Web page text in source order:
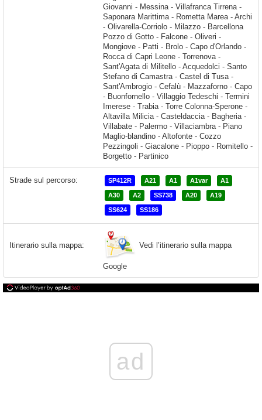
Strade sul percorso: SP412R A21 A1 A1var A1
A30 A2 SS738 A20 A19
SS624 SS186
Itinerario sulla mappa: Vedi l’itinerario sulla mappa
Google
ad